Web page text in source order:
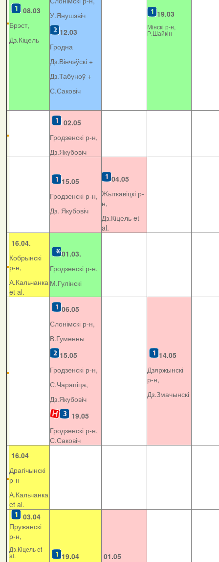
08.03
Брэст,
Дз.Кіцель
У.Янушэвіч
12.03
Гродна
Дз.Вінчэўскі +
Дз.Табуноў +
С.Саковіч
19.03
Мінскі р-н,
Р.Шайкін
02.05
Гродзенскі р-н,
Дз.Якубовіч
15.05
Гродзенскі р-н,
Дз. Якубовіч
04.05
Жыткавіцкі р-
н,
Дз.Кіцель et
al.
16.04.
Кобрынскі
р-н,
А.Кальчанка
et al.
01.03.
Гродзенскі р-н,
М.Гулінскі
06.05
Слонімскі р-н,
В.Гуменны
15.05
Гродзенскі р-н,
С.Чарапіца,
Дз.Якубовіч
19.05
Гродзенскі р-н,
С.Саковіч
14.05
Дзяржынскі
р-н,
Дз.Змачынскі
16.04
Драгічынскі
р-н
А.Кальчанка
et al.
03.04
Пружанскі
р-н,
Дз.Кіцель et
al.
19.04
01.05